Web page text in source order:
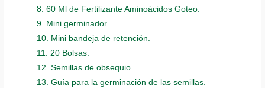
8. 60 Ml de Fertilizante Aminoácidos Goteo.
9. Mini germinador.
10. Mini bandeja de retención.
11. 20 Bolsas.
12. Semillas de obsequio.
13. Guía para la germinación de las semillas.